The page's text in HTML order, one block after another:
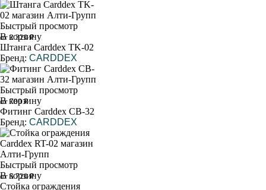
Быстрый просмотр
В корзину
от 2 320 ₽
Штанга Carddex TK-02
Бренд: CARDDEX
Быстрый просмотр
В корзину
от 780 ₽
Фитинг Carddex CB-32
Бренд: CARDDEX
Быстрый просмотр
В корзину
от 5 720 ₽
Стойка ограждения